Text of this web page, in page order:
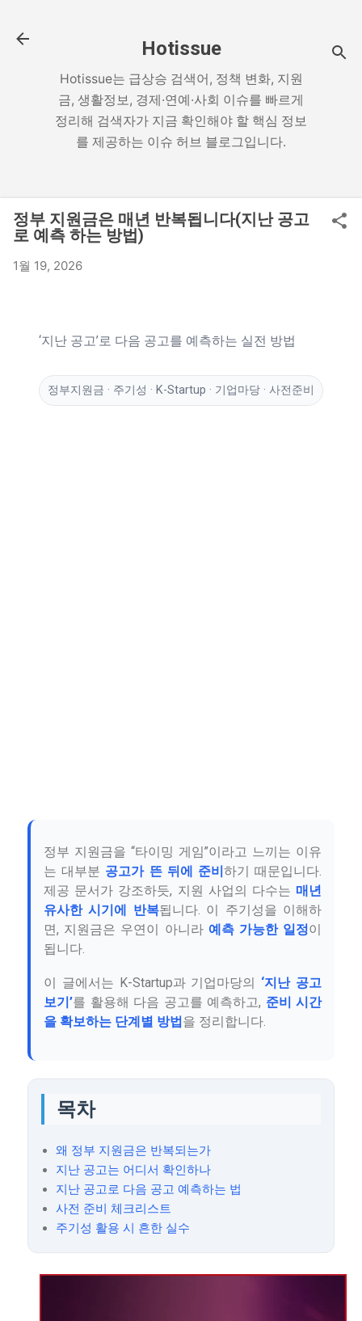
Hotissue
Hotissue는 급상승 검색어, 정책 변화, 지원
금, 생활정보, 경제·연예·사회 이슈를 빠르게
정리해 검색자가 지금 확인해야 할 핵심 정보
를 제공하는 이슈 허브 블로그입니다.
정부 지원금은 매년 반복됩니다(지난 공고
로 예측 하는 방법)
1월 19, 2026
‘지난 공고’로 다음 공고를 예측하는 실전 방법
정부지원금 · 주기성 · K-Startup · 기업마당 · 사전준비
정부 지원금을 “타이밍 게임”이라고 느끼는 이유
는 대부분 공고가 뜬 뒤에 준비하기 때문입니다.
제공 문서가 강조하듯, 지원 사업의 다수는 매년
유사한 시기에 반복됩니다. 이 주기성을 이해하
면, 지원금은 우연이 아니라 예측 가능한 일정이
됩니다.
이 글에서는 K-Startup과 기업마당의 ‘지난 공고
보기’를 활용해 다음 공고를 예측하고, 준비 시간
을 확보하는 단계별 방법을 정리합니다.
목차
왜 정부 지원금은 반복되는가
지난 공고는 어디서 확인하나
지난 공고로 다음 공고 예측하는 법
사전 준비 체크리스트
주기성 활용 시 흔한 실수